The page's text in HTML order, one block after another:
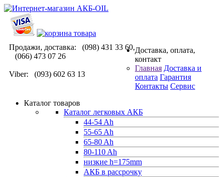
Продажи, доставка: (098) 431 33 60,
(066) 473 07 26
Viber: (093) 602 63 13
Доставка, оплата,
контакт
Главная Доставка и
оплата Гарантия
Контакты Сервис
Каталог товаров
Каталог легковых АКБ
44-54 Ah
55-65 Ah
65-80 Ah
80-110 Ah
низкие h=175mm
АКБ в рассрочку